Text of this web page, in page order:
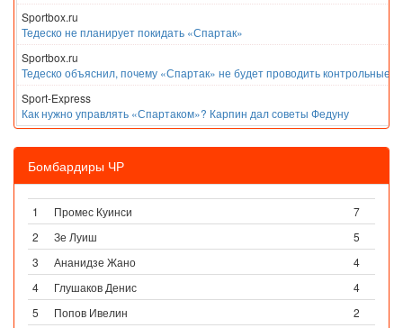
Sportbox.ru
Тедеско не планирует покидать «Спартак»
Sportbox.ru
Тедеско объяснил, почему «Спартак» не будет проводить контрольные
Sport-Express
Как нужно управлять «Спартаком»? Карпин дал советы Федуну
Бомбардиры ЧР
1 Промес Куинси
7
2
Зе Луиш
5
3
Ананидзе Жано
4
4
Глушаков Денис
4
5
Попов Ивелин
2